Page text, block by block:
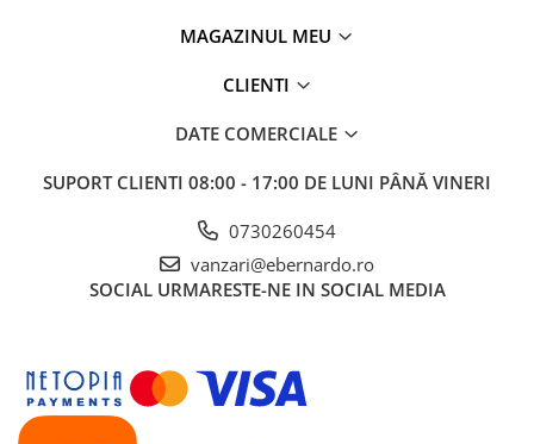
Accesorii pentru mașini de șlefuit
Instrumente de tăiere diferite
Lame de ferastrau cu varf din
TiN
Panze de taiere cu banda verticala
MAGAZINUL MEU
CLIENTI
DATE COMERCIALE
SUPORT CLIENTI 08:00 - 17:00 DE LUNI PÂNĂ VINERI
0730260454
vanzari@ebernardo.ro
SOCIAL URMARESTE-NE IN SOCIAL MEDIA